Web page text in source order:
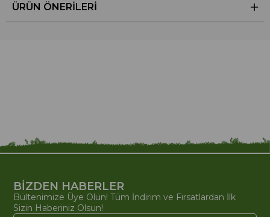
ÜRÜN ÖNERILERI
BİZDEN HABERLER
Bültenimize Üye Olun! Tüm İndirim ve Fırsatlardan İlk
Sizin Haberiniz Olsun!